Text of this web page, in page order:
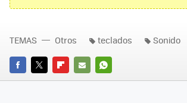
FACEBOOK
TWITTERFLIPBOARD
E-
WHATSAPP
TEMAS Otros teclados Sonido